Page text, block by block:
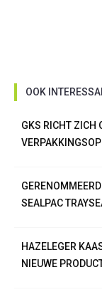
OOK
GKS RICHT ZICH
SEALPAC
HAZELEGER
NIEUWE